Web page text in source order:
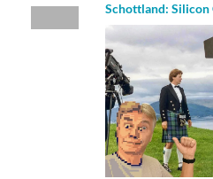
Schottland: Silicon